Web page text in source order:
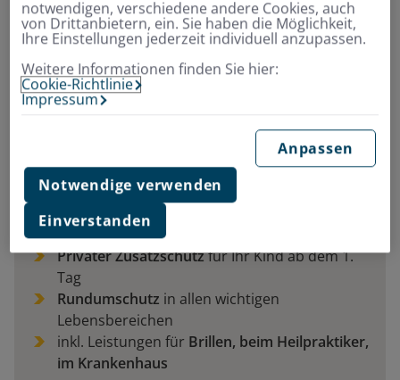
Zusatzversicherung StarterPlus –
Die Krankenzusatzversicherung für Kinder und
Privater Zusatzschutzfür Ihr Kind ab dem 1.
Tag
Rundumschutz in allen wichtigen
Lebensbereichen
inkl. Leistungen für Brillen, beim Heilpraktiker,
im Krankenhaus
notwendigen, verschiedene andere Cookies, auch
von Drittanbietern, ein. Sie haben die Möglichkeit,
Ihre Einstellungen jederzeit individuell anzupassen.
Weitere Informationen finden Sie hier:
Cookie-Richtlinie
Impressum
Anpassen
Notwendige verwenden
Einverstanden